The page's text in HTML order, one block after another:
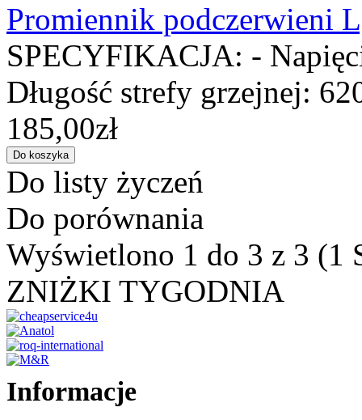
Promiennik podczerwieni
SPECYFIKACJA: -
Długość strefy grzejnej:
185,00zł
Do listy życzeń
Do porównania
Wyświetlono 1 do 3 z 3 (1
ZNIŻKI TYGODNIA
Informacje